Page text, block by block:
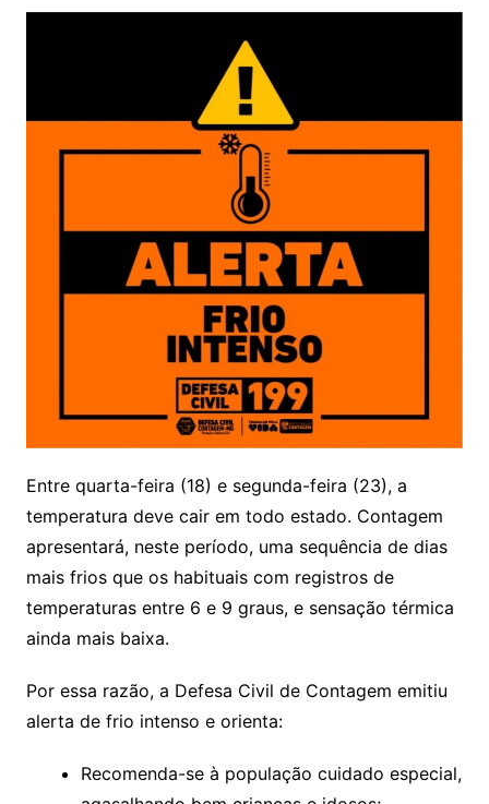
Entre quarta-feira (18) e segunda-feira (23), a
temperatura deve cair em todo estado. Contagem
apresentará, neste período, uma sequência de dias
mais frios que os habituais com registros de
temperaturas entre 6 e 9 graus, e sensação térmica
ainda mais baixa.
Por essa razão, a Defesa Civil de Contagem emitiu
alerta de frio intenso e orienta:
Recomenda-se à população cuidado especial,